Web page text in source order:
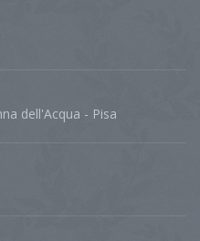
dell'Acqua - Pisa